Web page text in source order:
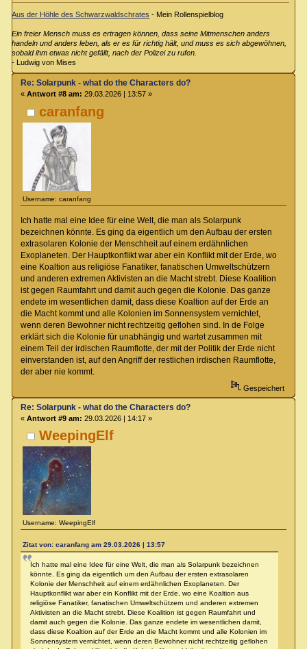
Aus der Höhle des Schwarzwaldschrates - Mein Rollenspielblog
Ein freier Mensch muss es ertragen können, dass seine Mitmenschen anders
handeln und anders leben, als er es für richtig hält, und muss es sich abgewöhnen,
sobald ihm etwas nicht gefällt, nach der Polizei zu rufen.
- Ludwig von Mises
caranfang
Username: caranfang
Re: Solarpunk - what do the Characters do?
« Antwort #8 am: 29.03.2026 | 13:57 »
Ich hatte mal eine Idee für eine Welt, die man als Solarpunk
bezeichnen könnte. Es ging da eigentlich um den Aufbau der ersten
extrasolaren Kolonie der Menschheit auf einem erdähnlichen
Exoplaneten. Der Hauptkonflikt war aber ein Konflikt mit der Erde, wo
eine Koaltion aus religiöse Fanatiker, fanatischen Umweltschützern
und anderen extremen Aktivisten an die Macht strebt. Diese Koalition
ist gegen Raumfahrt und damit auch gegen die Kolonie. Das ganze
endete im wesentlichen damit, dass diese Koaltion auf der Erde an
die Macht kommt und alle Kolonien im Sonnensystem vernichtet,
wenn deren Bewohner nicht rechtzeitig geflohen sind. In de Folge
erklärt sich die Kolonie für unabhängig und wartet zusammen mit
einem Teil der irdischen Raumflotte, der mit der Politik der Erde nicht
einverstanden ist, auf den Angriff der restlichen irdischen Raumflotte,
der aber nie kommt.
Gespeichert
WeepingElf
Username: WeepingElf
Re: Solarpunk - what do the Characters do?
« Antwort #9 am: 29.03.2026 | 14:17 »
Zitat von: caranfang am 29.03.2026 | 13:57
Ich hatte mal eine Idee für eine Welt, die man als Solarpunk bezeichnen
könnte. Es ging da eigentlich um den Aufbau der ersten extrasolaren
Kolonie der Menschheit auf einem erdähnlichen Exoplaneten. Der
Hauptkonflikt war aber ein Konflikt mit der Erde, wo eine Koaltion aus
religiöse Fanatiker, fanatischen Umweltschützern und anderen extremen
Aktivisten an die Macht strebt. Diese Koalition ist gegen Raumfahrt und
damit auch gegen die Kolonie. Das ganze endete im wesentlichen damit,
dass diese Koaltion auf der Erde an die Macht kommt und alle Kolonien im
Sonnensystem vernichtet, wenn deren Bewohner nicht rechtzeitig geflohen